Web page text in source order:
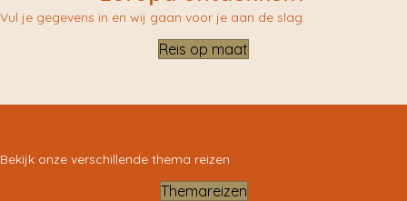
Vul je gegevens in en wij gaan voor je aan de slag.
Reis op maat
Bekijk onze verschillende thema reizen
Themareizen